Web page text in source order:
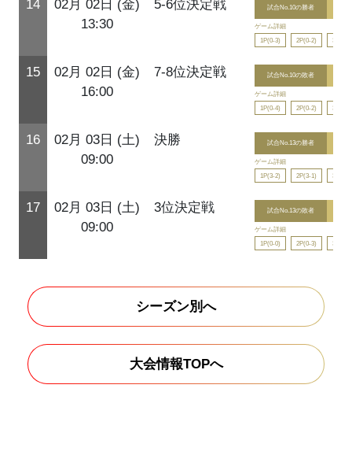
14
02月 02日 (金)
13:30
5-6位決定戦 試合No.10の勝者
ゲーム詳細
1P(0-3)
2P(0-2) 3P(1-2)
15
02月 02日 (金)
16:00
7-8位決定戦 試合No.10の敗者
ゲーム詳細
1P(0-4)
2P(0-2) 3P(2-0)
16
02月 03日 (土)
09:00
決勝 試合No.13の勝者
ゲーム詳細
1P(3-2)
2P(3-1) 3P(2-1)
17
02月 03日 (土)
09:00
3位決定戦 試合No.13の敗者
ゲーム詳細
1P(0-0)
2P(0-3) 3P(0-2)
シーズン別へ
大会情報TOPへ